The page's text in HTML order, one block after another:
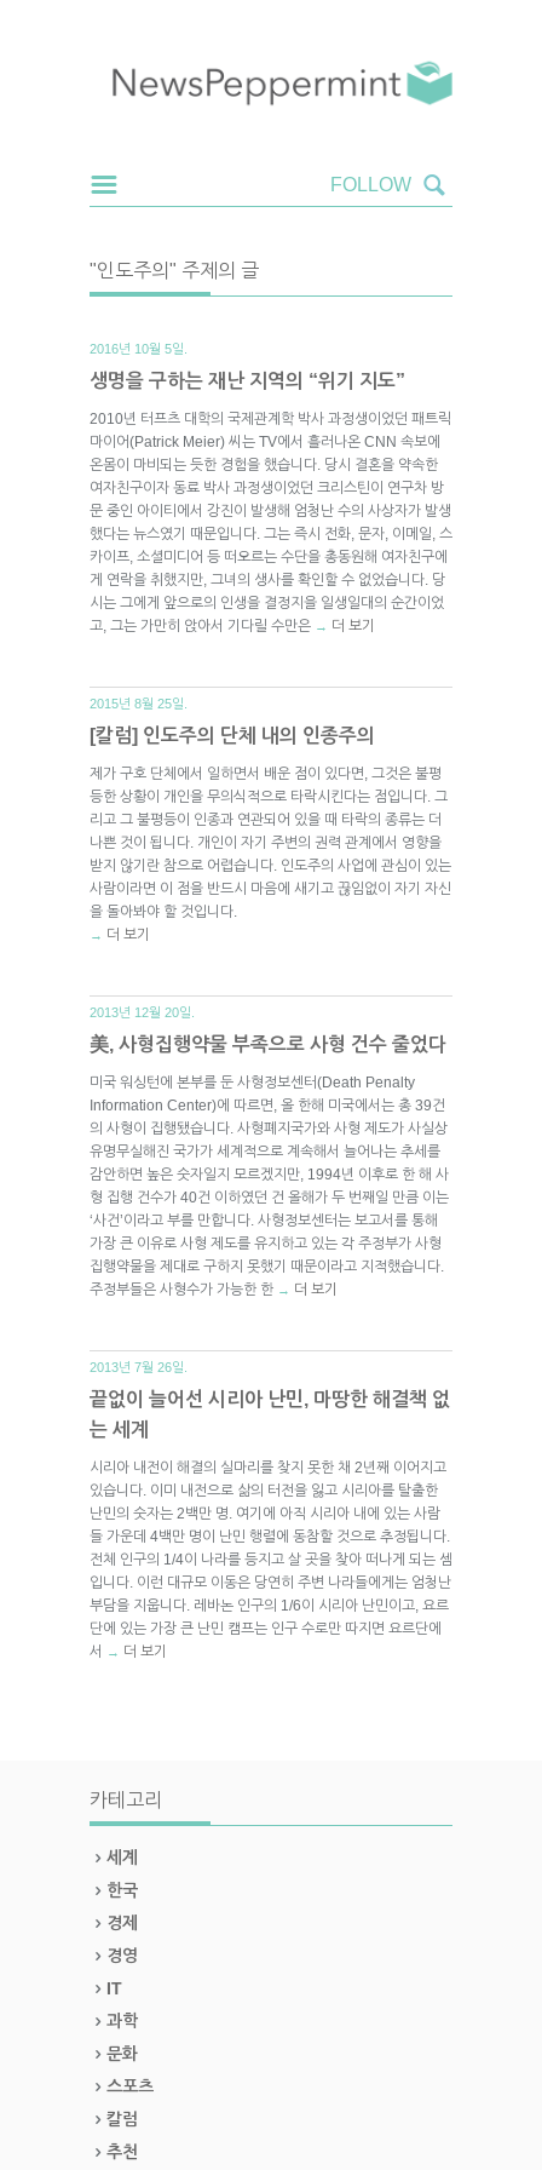
"인도주의" 주제의 글
2016년 10월 5일.
생명을 구하는 재난 지역의 “위기 지도”
2010년 터프츠 대학의 국제관계학 박사 과정생이었던 패트릭
마이어(Patrick Meier) 씨는 TV에서 흘러나온 CNN 속보에
온몸이 마비되는 듯한 경험을 했습니다. 당시 결혼을 약속한
여자친구이자 동료 박사 과정생이었던 크리스틴이 연구차 방
문 중인 아이티에서 강진이 발생해 엄청난 수의 사상자가 발생
했다는 뉴스였기 때문입니다. 그는 즉시 전화, 문자, 이메일, 스
카이프, 소셜미디어 등 떠오르는 수단을 총동원해 여자친구에
게 연락을 취했지만, 그녀의 생사를 확인할 수 없었습니다. 당
시는 그에게 앞으로의 인생을 결정지을 일생일대의 순간이었
고, 그는 가만히 앉아서 기다릴 수만은 → 더 보기
2015년 8월 25일.
[칼럼] 인도주의 단체 내의 인종주의
제가 구호 단체에서 일하면서 배운 점이 있다면, 그것은 불평
등한 상황이 개인을 무의식적으로 타락시킨다는 점입니다. 그
리고 그 불평등이 인종과 연관되어 있을 때 타락의 종류는 더
나쁜 것이 됩니다. 개인이 자기 주변의 권력 관계에서 영향을
받지 않기란 참으로 어렵습니다. 인도주의 사업에 관심이 있는
사람이라면 이 점을 반드시 마음에 새기고 끊임없이 자기 자신
을 돌아봐야 할 것입니다.
→ 더 보기
2013년 12월 20일.
美, 사형집행약물 부족으로 사형 건수 줄었다
미국 워싱턴에 본부를 둔 사형정보센터(Death Penalty
Information Center)에 따르면, 올 한해 미국에서는 총 39건
의 사형이 집행됐습니다. 사형폐지국가와 사형 제도가 사실상
유명무실해진 국가가 세계적으로 계속해서 늘어나는 추세를
감안하면 높은 숫자일지 모르겠지만, 1994년 이후로 한 해 사
형 집행 건수가 40건 이하였던 건 올해가 두 번째일 만큼 이는
‘사건’이라고 부를 만합니다. 사형정보센터는 보고서를 통해
가장 큰 이유로 사형 제도를 유지하고 있는 각 주정부가 사형
집행약물을 제대로 구하지 못했기 때문이라고 지적했습니다.
주정부들은 사형수가 가능한 한 → 더 보기
2013년 7월 26일.
끝없이 늘어선 시리아 난민, 마땅한 해결책 없
는 세계
시리아 내전이 해결의 실마리를 찾지 못한 채 2년째 이어지고
있습니다. 이미 내전으로 삶의 터전을 잃고 시리아를 탈출한
난민의 숫자는 2백만 명. 여기에 아직 시리아 내에 있는 사람
들 가운데 4백만 명이 난민 행렬에 동참할 것으로 추정됩니다.
전체 인구의 1/4이 나라를 등지고 살 곳을 찾아 떠나게 되는 셈
입니다. 이런 대규모 이동은 당연히 주변 나라들에게는 엄청난
부담을 지웁니다. 레바논 인구의 1/6이 시리아 난민이고, 요르
단에 있는 가장 큰 난민 캠프는 인구 수로만 따지면 요르단에
서
→ 더 보기
카테고리
세계
한국
경제
경영
IT
과학
문화
스포츠
칼럼
추천